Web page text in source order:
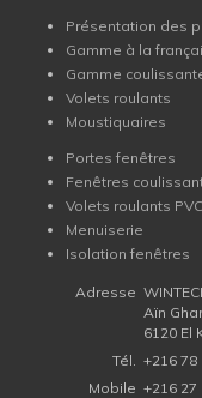
Présentation des
Gamme à la
Gamme
Volets roulants
Moustiquaires
Portes fenêtres
Fenêtres
Volets roulants PVC
Menuiserie
Isolation fenêtres
Adresse
Aïn
6120 El
Tél.
+216 78
Mobile +216 27